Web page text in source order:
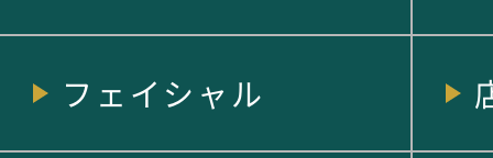
フェイシャル